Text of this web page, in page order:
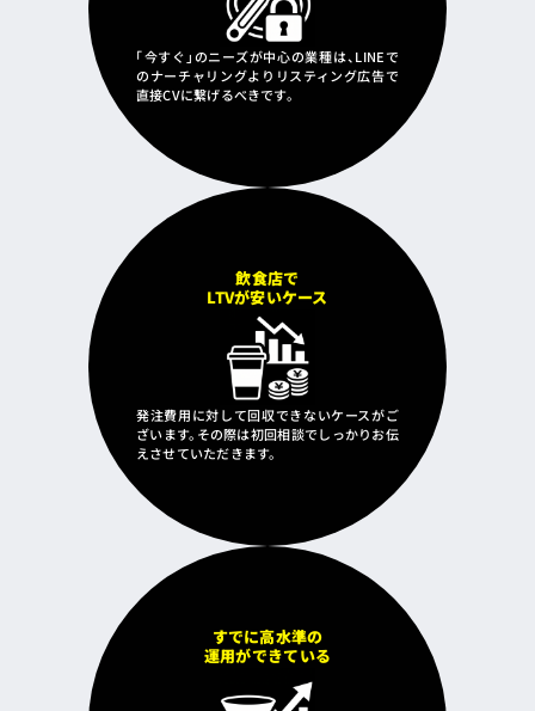
「今すぐ」のニーズが中心の業種は、LINEで
のナーチャリングよりリスティング広告で
直接CVに繋げるべきです。
飲食店で
LTVが安いケース
発注費用に対して回収できないケースがご
ざいます。その際は初回相談でしっかりお伝
えさせていただきます。
すでに高水準の
運用ができている